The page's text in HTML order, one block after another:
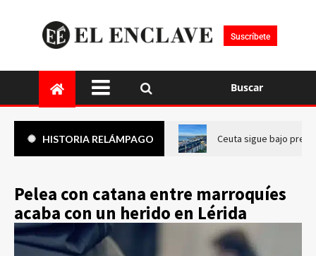
Suscríbete
Buscar
HISTORIA RELÁMPAGO Ceuta sigue bajo
Pelea con catana entre marroquíes
acaba con un herido en Lérida